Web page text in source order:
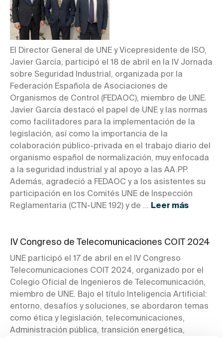
El Director General de UNE y Vicepresidente de ISO,
Javier García, participó el 18 de abril en la IV Jornada
sobre Seguridad Industrial, organizada por la
Federación Española de Asociaciones de
Organismos de Control (FEDAOC), miembro de UNE.
Javier García destacó el papel de UNE y las normas
como facilitadores para la implementación de la
legislación, así como la importancia de la
colaboración público-privada en el trabajo diario del
organismo español de normalización, muy enfocada
a la seguridad industrial y al apoyo a las AA.PP.
Además, agradeció a FEDAOC y a los asistentes su
participación en los Comités UNE de Inspección
Reglamentaria (CTN-UNE 192) y de ... Leer más
IV Congreso de Telecomunicaciones COIT 2024
UNE participó el 17 de abril en el IV Congreso
Telecomunicaciones COIT 2024, organizado por el
Colegio Oficial de Ingenieros de Telecomunicación,
miembro de UNE. Bajo el título Inteligencia Artificial:
entorno, desafíos y soluciones, se abordaron temas
como ética y legislación, telecomunicaciones,
Administración pública, transición energética,